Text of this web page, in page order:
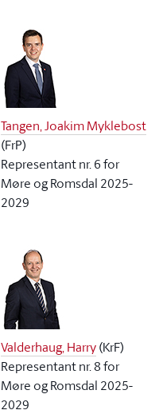
Tangen, Joakim Myklebost
(FrP)
Representant nr. 6 for
Møre og Romsdal 2025-
2029
Valderhaug, Harry(KrF)
Representant nr. 8 for
Møre og Romsdal 2025-
2029